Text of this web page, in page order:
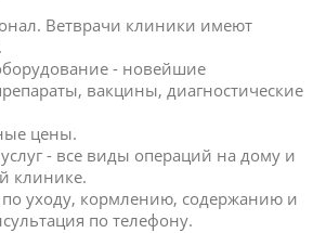
Ветврачи клиники имеют
- новейшие
вакцины, диагностические
цены.
- все виды операций на дому и
клинике.
уходу, кормлению, содержанию и
по телефону.